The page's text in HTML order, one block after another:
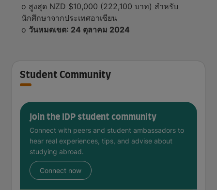
o สูงสุด NZD $10,000 (222,100 บาท) สำหรับ
นักศึกษาจากประเทศอาเซียน
o วันหมดเขต: 24 ตุลาคม 2024
Student Community
Join the IDP student community
Connect with peers and student ambassadors to
hear real experiences, tips, and advise about
studying abroad.
Connect now